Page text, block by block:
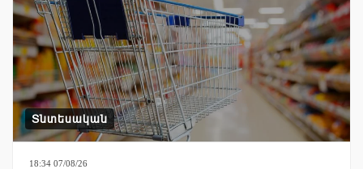
Տնտեսական
18:34 07/08/26